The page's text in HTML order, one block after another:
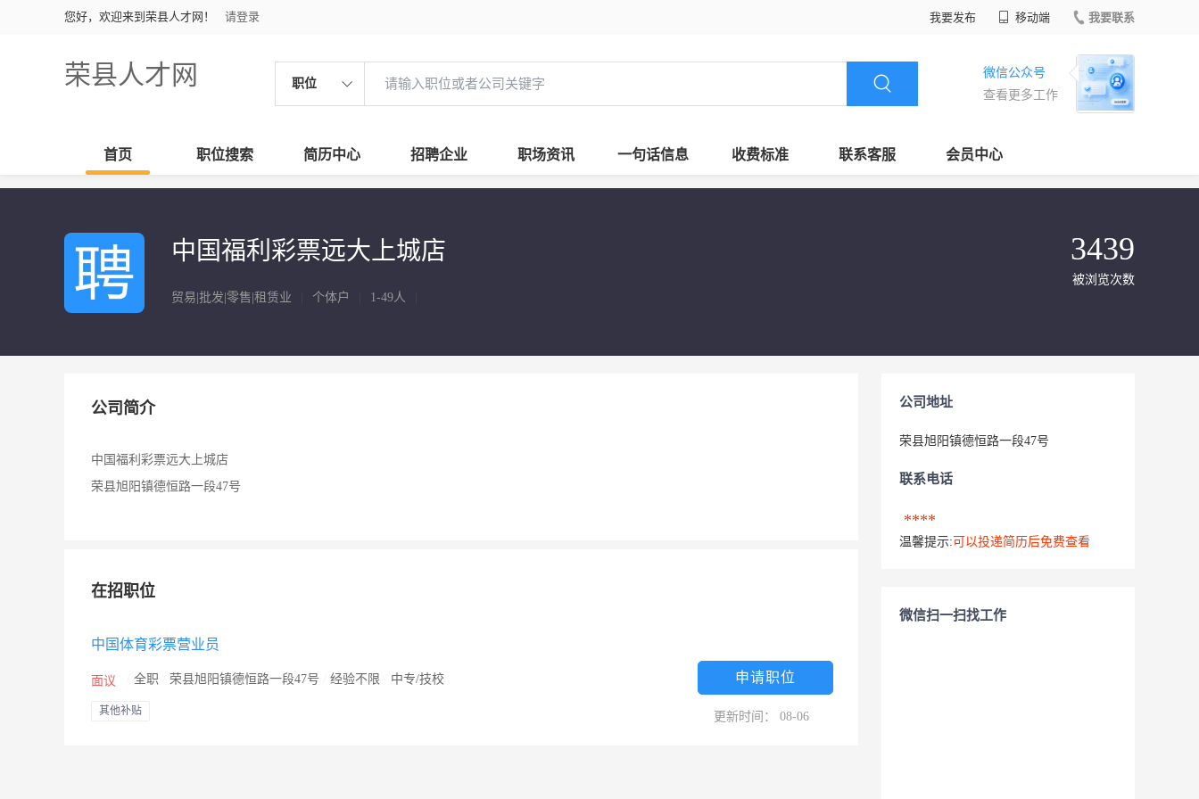
您好，欢迎来到荣县人才网！ 请登录 我要发布 移动端 我要联系
荣县人才网 职位
微信公众号
查看更多工作
首页 职位搜索 简历中心 招聘企业 职场资讯 一句话信息 收费标准 联系客服 会员中心
中国福利彩票远大上城店
贸易|批发|零售|租赁业 个体户 1-49人
3439
被浏览次数
公司简介
中国福利彩票远大上城店
荣县旭阳镇德恒路一段47号
在招职位
中国体育彩票营业员
面议 全职 荣县旭阳镇德恒路一段47号 经验不限 中专/技校
其他补贴
申请职位
更新时间： 08-06
公司地址
荣县旭阳镇德恒路一段47号
联系电话
****
温馨提示: 可以投递简历后免费查看
微信扫一扫找工作